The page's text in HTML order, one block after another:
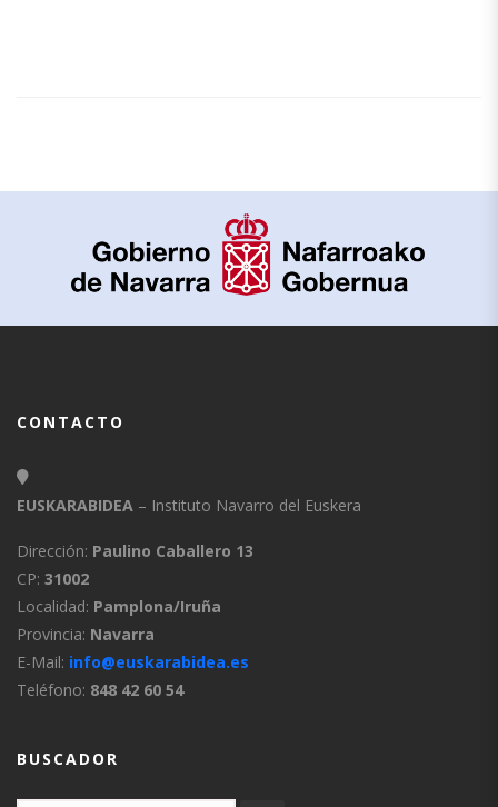
CONTACTO
EUSKARABIDEA – Instituto Navarro del Euskera
Dirección: Paulino Caballero 13
CP: 31002
Localidad: Pamplona/Iruña
Provincia: Navarra
E-Mail: info@euskarabidea.es
Teléfono: 848 42 60 54
BUSCADOR